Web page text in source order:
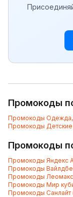
Промокоды
Промокоды Одежда,
Промокоды
Промокоды
Промокоды Яндекс
Промокоды
Промокоды
Промокоды Мир
Промокоды Санлайт